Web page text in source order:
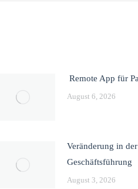
Remote App für
August 6, 2026
Veränderung in
Geschäftsführung
August 3, 2026